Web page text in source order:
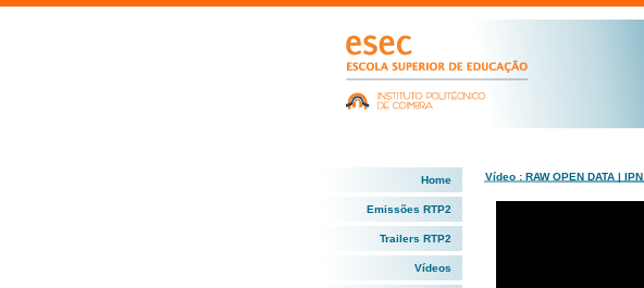
Home
Emissões RTP2
Trailers RTP2
Vídeos
Vídeo : RAW OPEN DATA | IPN